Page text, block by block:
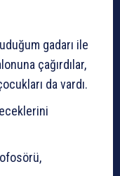
gadarı ile
çağırdılar,
da vardı.